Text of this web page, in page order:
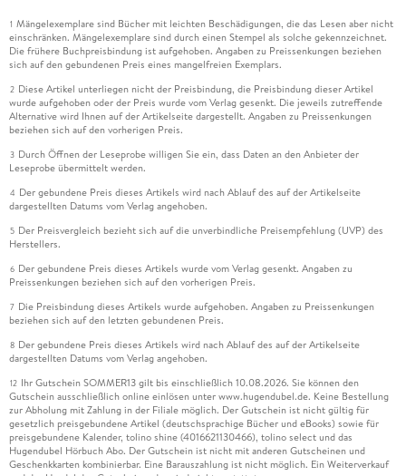
1 Mängelexemplare sind Bücher mit leichten Beschädigungen, die das Lesen aber nicht
einschränken. Mängelexemplare sind durch einen Stempel als solche gekennzeichnet.
Die frühere Buchpreisbindung ist aufgehoben. Angaben zu Preissenkungen beziehen
sich auf den gebundenen Preis eines mangelfreien Exemplars.
2 Diese Artikel unterliegen nicht der Preisbindung, die Preisbindung dieser Artikel
wurde aufgehoben oder der Preis wurde vom Verlag gesenkt. Die jeweils zutreffende
Alternative wird Ihnen auf der Artikelseite dargestellt. Angaben zu Preissenkungen
beziehen sich auf den vorherigen Preis.
3 Durch Öffnen der Leseprobe willigen Sie ein, dass Daten an den Anbieter der
Leseprobe übermittelt werden.
4 Der gebundene Preis dieses Artikels wird nach Ablauf des auf der Artikelseite
dargestellten Datums vom Verlag angehoben.
5 Der Preisvergleich bezieht sich auf die unverbindliche Preisempfehlung (UVP) des
Herstellers.
6 Der gebundene Preis dieses Artikels wurde vom Verlag gesenkt. Angaben zu
Preissenkungen beziehen sich auf den vorherigen Preis.
7 Die Preisbindung dieses Artikels wurde aufgehoben. Angaben zu Preissenkungen
beziehen sich auf den letzten gebundenen Preis.
8 Der gebundene Preis dieses Artikels wird nach Ablauf des auf der Artikelseite
dargestellten Datums vom Verlag angehoben.
12 Ihr Gutschein SOMMER13 gilt bis einschließlich 10.08.2026. Sie können den
Gutschein ausschließlich online einlösen unter www.hugendubel.de. Keine Bestellung
zur Abholung mit Zahlung in der Filiale möglich. Der Gutschein ist nicht gültig für
gesetzlich preisgebundene Artikel (deutschsprachige Bücher und eBooks) sowie für
preisgebundene Kalender, tolino shine (4016621130466), tolino select und das
Hugendubel Hörbuch Abo. Der Gutschein ist nicht mit anderen Gutscheinen und
Geschenkkarten kombinierbar. Eine Barauszahlung ist nicht möglich. Ein Weiterverkauf